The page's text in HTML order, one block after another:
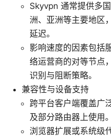
Skyvpn 通常提供多
洲、亚洲等主要地区
延迟。
影响速度的因素包括
络运营商的对等节点
识别与阻断策略。
兼容性与设备支持
跨平台客户端覆盖广
及部分路由器上使用。
浏览器扩展或系统级